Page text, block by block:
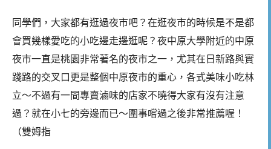
同學們，大家都有逛過夜市吧？在逛夜市的時候是不是都
會買幾樣愛吃的小吃邊走邊逛呢？夜中原大學附近的中原
夜市一直是桃園非常著名的夜市之一，尤其在日新路與實
踐路的交叉口更是整個中原夜市的重心，各式美味小吃林
立～不過有一間專賣滷味的店家不曉得大家有沒有注意
過？就在小七的旁邊而已～圍事嚐過之後非常推薦喔！
（雙姆指